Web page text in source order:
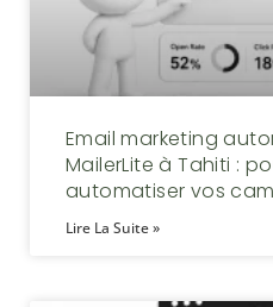
Email marketing
MailerLite à Tahiti :
automatiser vos
Lire La Suite »